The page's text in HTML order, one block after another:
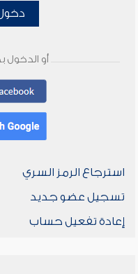
أو
استرجاع الرمز السري
تسجيل عضو جديد
إعادة تفعيل حساب